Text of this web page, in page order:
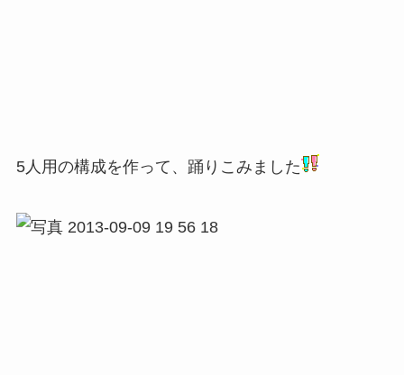
5人用の構成を作って、踊りこみました